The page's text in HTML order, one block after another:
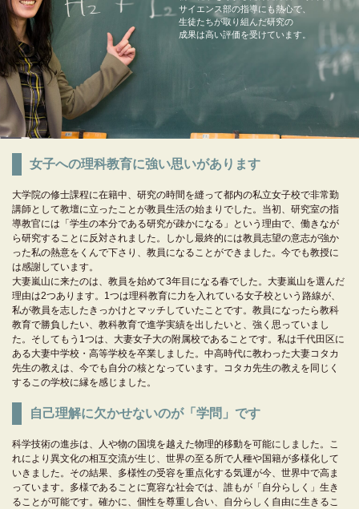
サイエンス部の指導にも熱心で、
生徒たちが取り組んだ研究の
成果は高い評価を受けています。
女子への理科教育に強い思いがあります
大学院の修士課程に在籍中、研究の時間を縫って都内の私立女子校で非常勤
講師として教壇に立ったことが教員生活の始まりでした。当初、研究室の指
導教官には「学生の本分である研究が疎かになる」という理由で、働きなが
ら研究することに反対されました。しかし最終的には教員志望の意志が強か
った私の熱意をくんで下さり、教員になることができました。今でも教授に
は感謝しています。
大妻嵐山に来たのは、教員を始めて3年目になる春でした。大妻嵐山を選んだ
理由は2つあります。1つは理科教育に力を入れている女子校という路線が、
私が教員を志したきっかけとマッチしていたことです。教員になったら教科
教育で勝負したい、教科教育で進学実績を出したいと、強く思っていまし
た。そしてもう1つは、大妻女子大の附属校であることです。私は千代田区に
ある大妻中学校・高等学校を卒業しました。中高時代に教わった大妻コタカ
先生の教えは、今でも自分の核となっています。コタカ先生の教えを同じく
するこの学校に縁を感じました。
自己理解に欠かせないのが「学問」です
科学技術の進歩は、人や物の国境を越えた物理的移動を可能にしました。こ
れにより異文化の相互交流が生じ、世界の至る所で人種や国籍が多様化して
いきました。その結果、多様性の受容を重点化する気運が今、世界中で高ま
っています。多様であることに寛容な社会では、誰もが「自分らしく」生き
ることが可能です。確かに、個性を尊重し合い、自分らしく自由に生きるこ